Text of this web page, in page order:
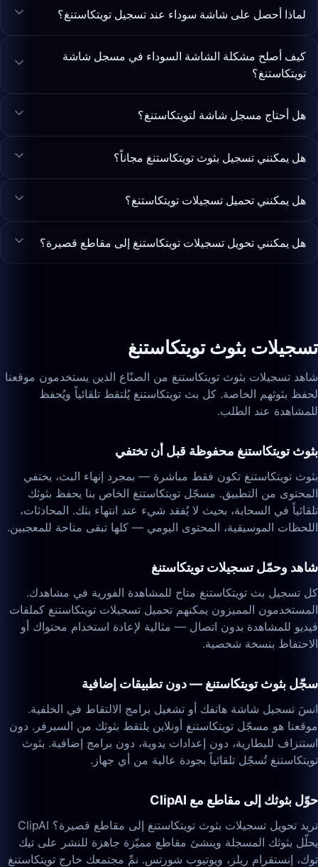
لماذا أحصل على شاشة سوداء عند تسجيل تويتكاستنغ؟
كيف أصلح مشكلة الشاشة السوداء في مسجل شاشة
تويتكاستنغ؟
هل أحتاج مسجل شاشة لتويتكاستنغ؟
هل يمكنني تسجيل بثوث تويتكاستنغ مجاناً؟
هل يمكنني تحميل تسجيلات تويتكاستنغ؟
هل يمكنني تحويل تسجيلات تويتكاستنغ إلى مقاطع قصيرة؟
تسجيلات بثوث تويتكاستنغ
شاهد تسجيلات بثوث تويتكاستنغ من الصنّاع الذين يستخدمون موقعنا
لحفظ بثوثهم الخاصة. كل بث تويتكاستنغ يُلتقط تلقائياً ويُحفظ
للمشاهدة عند الطلب.
بثوث تويتكاستنغ محفوظة قبل أن تختفي
بثوث تويتكاستنغ تكون فقط مباشرة — بمجرد إنهاء البث، يختفي
المحتوى من التطبيق. مسجّل تويتكاستنغ الخاص بنا يحفظ بثوثك
تلقائياً في السحابة، بحيث لا يُفقد شيء عند انتهاء بثك. المحادثات،
اللحظات الموسيقية، المحتوى اليومي — كلها تبقى متاحة للمعجبين.
شاهد وحمّل تسجيلات تويتكاستنغ
كل تسجيل بث تويتكاستنغ متاح للمشاهدة الفورية في مشاهدك.
المستخدمون المميزون يمكنهم تحميل تسجيلات تويتكاستنغ كملفات
فيديو للمشاهدة بدون اتصال — مثالية لإعادة استخدام محتواك أو
الاحتفاظ بنسخة شخصية.
سجّل بثوث تويتكاستنغ — دون تطبيقات إضافية
انسَ تسجيل شاشة هاتفك أو تشغيل برامج الالتقاط في الخلفية.
موقعنا هو مسجّل تويتكاستنغ أونلاين يلتقط بثوثك من السيرفر. دون
استنزاف للبطارية، دون إعدادات يدوية، دون برامج إضافية. بثوث
تويتكاستنغ تُسجّل تلقائياً بجودة عالية من أي جهاز.
حوّل بثوثك إلى مقاطع مع ClipAI
تريد تحويل تسجيلات بثوث تويتكاستنغ إلى مقاطع قصيرة؟ ClipAI
يحلّل بثوثك المسجلة وينشئ مقاطع مميّزة جاهزة للنشر على تيك
توك، إنستقرام ريلز، ويوتيوب شورتس. نمِّ مجتمعك خارج تويتكاستنغ